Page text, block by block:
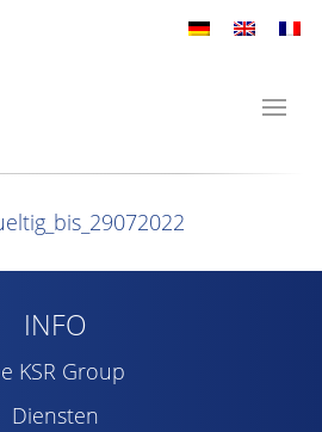
INFO
KSR Group
Diensten